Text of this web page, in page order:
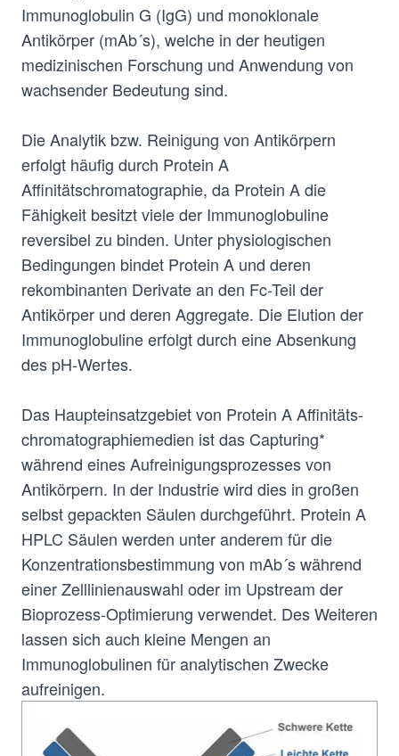
Immunoglobulin G (IgG) und monoklonale
Antikörper (mAb´s), welche in der heutigen
medizinischen Forschung und Anwendung von
wachsender Bedeutung sind.
Die Analytik bzw. Reinigung von Antikörpern
erfolgt häufig durch Protein A
Affinitätschromatographie, da Protein A die
Fähigkeit besitzt viele der Immunoglobuline
reversibel zu binden. Unter physiologischen
Bedingungen bindet Protein A und deren
rekombinanten Derivate an den Fc-Teil der
Antikörper und deren Aggregate. Die Elution der
Immunoglobuline erfolgt durch eine Absenkung
des pH-Wertes.
Das Haupteinsatzgebiet von Protein A Affinitäts-
chromatographiemedien ist das Capturing*
während eines Aufreinigungsprozesses von
Antikörpern. In der Industrie wird dies in großen
selbst gepackten Säulen durchgeführt. Protein A
HPLC Säulen werden unter anderem für die
Konzentrationsbestimmung von mAb´s während
einer Zelllinienauswahl oder im Upstream der
Bioprozess-Optimierung verwendet. Des Weiteren
lassen sich auch kleine Mengen an
Immunoglobulinen für analytischen Zwecke
aufreinigen.